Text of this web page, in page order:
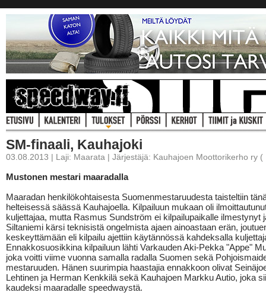
SM-finaali, Kauhajoki
03.08.2013 | Laji: Maarata | Järjestäjä: Kauhajoen Moottorikerho ry (
Mustonen mestari maaradalla
Maaradan henkilökohtaisesta Suomenmestaruudesta taisteltiin
helteisessä säässä Kauhajoella. Kilpailuun mukaan oli
kuljettajaa, mutta Rasmus Sundström ei kilpailupaikalle ilmestynyt
Siltaniemi kärsi teknisistä ongelmista ajaen ainoastaan erän,
keskeyttämään eli kilpailu ajettiin käytännössä kahdeksalla
Ennakkosuosikkina kilpailuun lähti Varkauden Aki-Pekka "Appe"
joka voitti viime vuonna samalla radalla Suomen sekä
mestaruuden. Hänen suurimpia haastajia ennakkoon olivat
Lehtinen ja Herman Kenkkilä sekä Kauhajoen Markku Autio, joka
kaudeksi maaradalle speedwaystä.